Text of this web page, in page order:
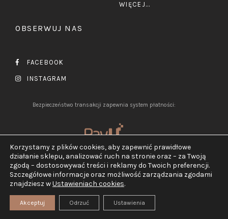
WIĘCEJ...
OBSERWUJ NAS
FACEBOOK
INSTAGRAM
Bezpieczeństwo transakcji zapewnia system płatności:
2026 ©Jubiler Pluciński.
Wszelkie prawa zastrzeżone.
Realizacja:TEGN
Korzystamy z plików cookies, aby zapewnić prawidłowe
działanie sklepu, analizować ruch na stronie oraz – za Twoją
zgodą – dostosowywać treści i reklamy do Twoich preferencji.
Szczegółowe informacje oraz możliwość zarządzania zgodami
znajdziesz wUstawieniach cookies.
Akceptuj Odrzuć Ustawienia